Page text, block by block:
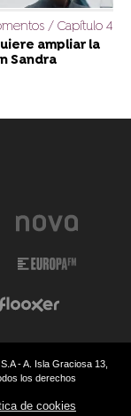
/ Capítulo 4
ampliar la
Sandra
- A. Isla Graciosa 13,
los derechos
de cookies